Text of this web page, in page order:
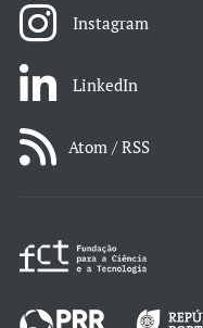
Instagram
LinkedIn
Atom / RSS